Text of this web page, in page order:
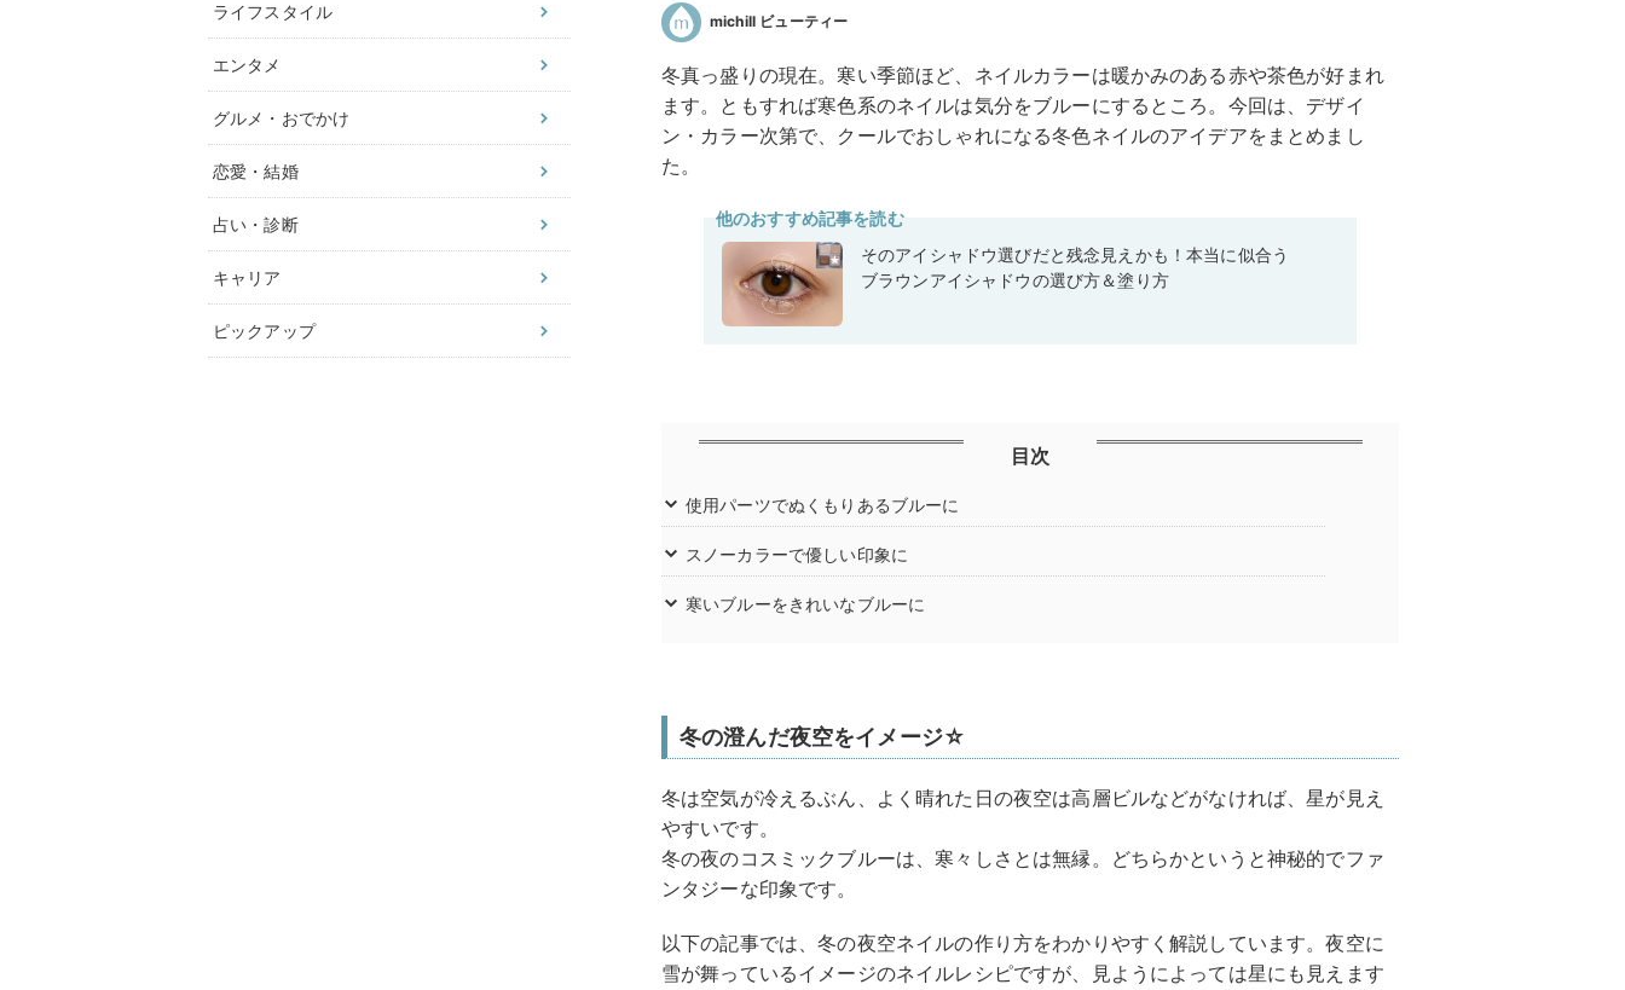
ライフスタイル
エンタメ
グルメ・おでかけ
恋愛・結婚
占い・診断
キャリア
ピックアップ
michill ビューティー
冬真っ盛りの現在。寒い季節ほど、ネイルカラーは暖かみのある赤や茶色が好まれ
ます。ともすれば寒色系のネイルは気分をブルーにするところ。今回は、デザイ
ン・カラー次第で、クールでおしゃれになる冬色ネイルのアイデアをまとめまし
た。
他のおすすめ記事を読む
そのアイシャドウ選びだと残念見えかも！本当に似合う
ブラウンアイシャドウの選び方＆塗り方
目次
使用パーツでぬくもりあるブルーに
スノーカラーで優しい印象に
寒いブルーをきれいなブルーに
冬の澄んだ夜空をイメージ☆
冬は空気が冷えるぶん、よく晴れた日の夜空は高層ビルなどがなければ、星が見え
やすいです。
冬の夜のコスミックブルーは、寒々しさとは無縁。どちらかというと神秘的でファ
ンタジーな印象です。
以下の記事では、冬の夜空ネイルの作り方をわかりやすく解説しています。夜空に
雪が舞っているイメージのネイルレシピですが、見ようによっては星にも見えます